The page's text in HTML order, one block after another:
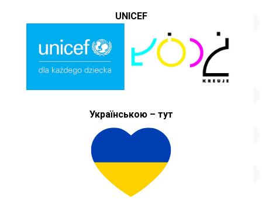
UNICEF
Українською – тут